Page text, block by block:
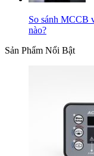
So sánh MCCB
nào?
Sản Phẩm Nổi Bật